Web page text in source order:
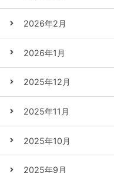
2026年2月
2026年1月
2025年12月
2025年11月
2025年10月
2025年9月